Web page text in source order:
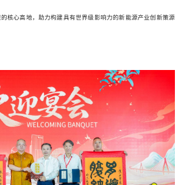
核心高地，助力构建具有世界级影响力的新能源产业创新策源